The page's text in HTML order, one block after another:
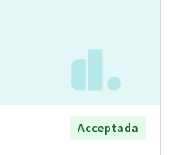
Acceptada